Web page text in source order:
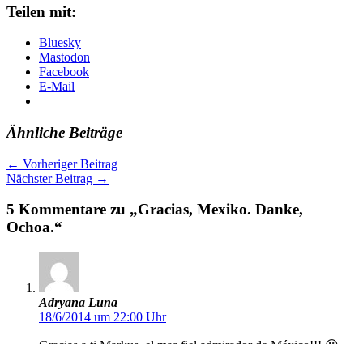
Teilen mit:
Bluesky
Mastodon
Facebook
E-Mail
Ähnliche Beiträge
← Vorheriger Beitrag
Nächster Beitrag →
5 Kommentare zu „Gracias, Mexiko. Danke,
Ochoa.“
Adryana Luna
18/6/2014 um 22:00 Uhr